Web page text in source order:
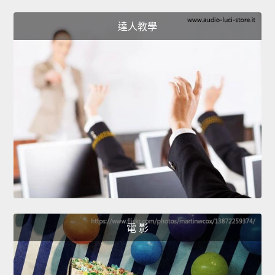
達人教學
電 影